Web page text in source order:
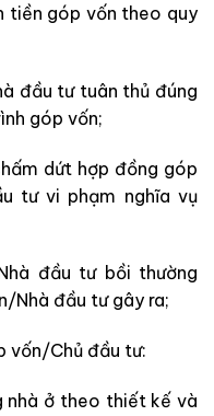
tiền góp vốn theo quy
đầu tư tuân thủ đúng
góp vốn;
dứt hợp đồng góp
tư vi phạm nghĩa vụ
đầu tư bồi thường
Nhà đầu tư gây ra;
vốn/Chủ đầu tư:
nhà ở theo thiết kế và